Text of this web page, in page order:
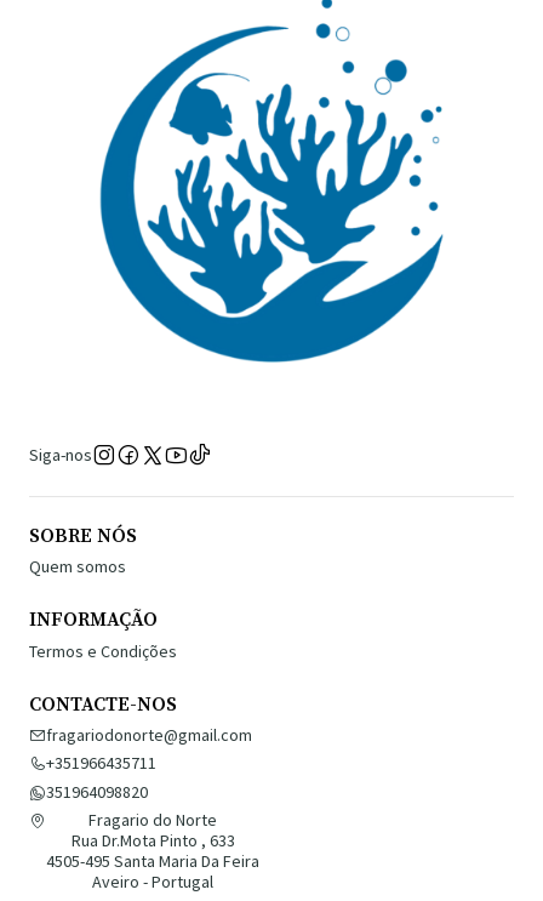
Siga-nos
SOBRE NÓS
Quem somos
INFORMAÇÃO
Termos e Condições
CONTACTE-NOS
fragariodonorte@gmail.com
+351966435711
351964098820
Fragario do Norte
Rua Dr.Mota Pinto , 633
4505-495 Santa Maria Da Feira
Aveiro - Portugal